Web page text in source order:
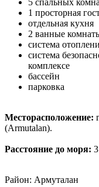
1 просторная
отдельная кухня
2 ванные
система
система
комплексе
бассейн
парковка
Месторасположение:
(Armutalan).
Расстояние до моря:
Район: Армуталан